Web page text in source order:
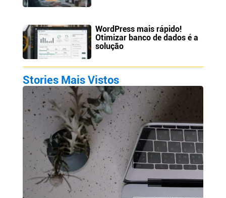
WordPress mais rápido!
Otimizar banco de dados é a
solução
Stories Mais Vistos